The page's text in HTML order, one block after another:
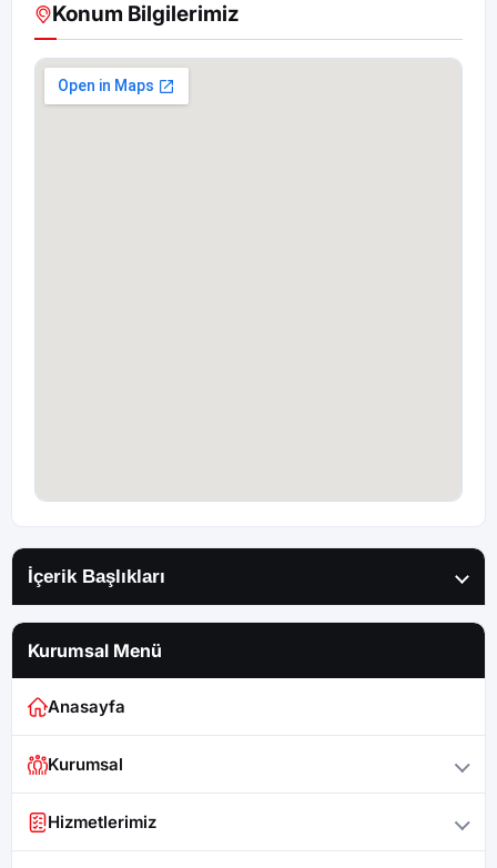
Konum Bilgilerimiz
İçerik Başlıkları
Kurumsal Menü
Anasayfa
Kurumsal
Hizmetlerimiz